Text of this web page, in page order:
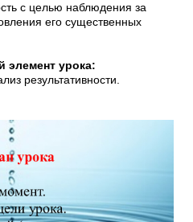
с целью наблюдения за
его существенных
элемент урока:
результативности.